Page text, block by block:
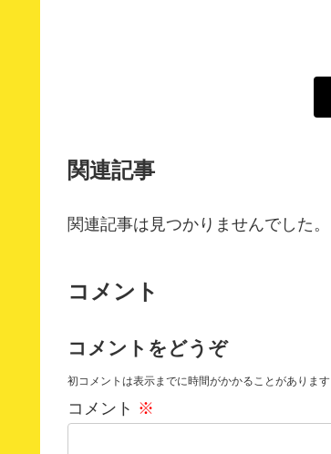
関連記事
関連記事は見つかりませんでした。
コメント
コメントをどうぞ
初コメントは表示までに時間がかかることがあります
コメント ※